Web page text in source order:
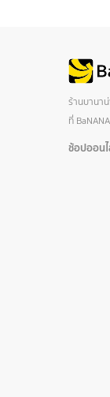
ร้านบานา
ที่
ช้อปออน